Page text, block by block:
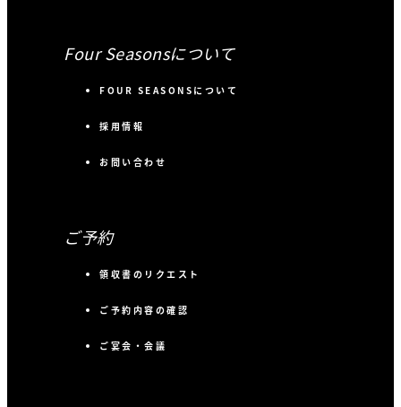
Four Seasonsについて
FOUR SEASONSについて
採用情報
お問い合わせ
ご予約
領収書のリクエスト
ご予約内容の確認
ご宴会・会議